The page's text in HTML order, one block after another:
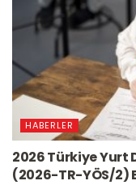
HABERLER
2026 Türkiye Yurt
(2026-TR-YÖS/2)